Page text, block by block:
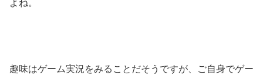
よね。
趣味はゲーム実況をみることだそうですが、ご自身でゲー